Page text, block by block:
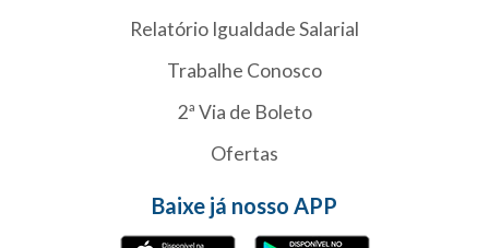
Relatório Igualdade Salarial
Trabalhe Conosco
2ª Via de Boleto
Ofertas
Baixe já nosso APP